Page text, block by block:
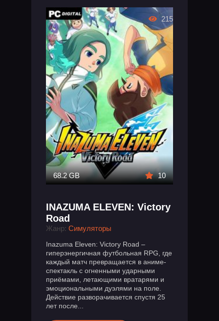
68.2 GB 10
INAZUMA ELEVEN: Victory
Road
Жанр: Симуляторы
Inazuma Eleven: Victory Road –
гиперэнергичная футбольная RPG, где
каждый матч превращается в аниме-
спектакль с огненными ударными
приёмами, летающими вратарями и
эмоциональными дуэлями на поле.
Действие разворачивается спустя 25
лет после...
215